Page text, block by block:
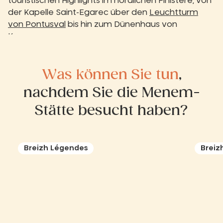
der Kapelle Saint-Egarec über den Leuchtturm
von Pontusval
bis hin zum Dünenhaus von
Keremma.
Was können Sie tun,
nachdem Sie die Menem-
Stätte besucht haben?
Breizh Légendes